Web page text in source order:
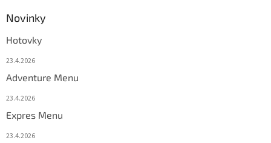
Novinky
Hotovky
23.4.2026
Adventure Menu
23.4.2026
Expres Menu
23.4.2026